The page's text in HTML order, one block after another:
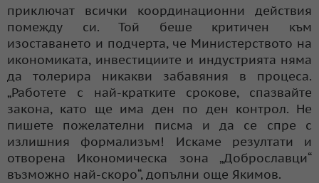
приключат всички координационни действия
помежду си. Той беше критичен към
изоставането и подчерта, че Министерството на
икономиката, инвестициите и индустрията няма
да толерира никакви забавяния в процеса.
„Работете с най-кратките срокове, спазвайте
закона, като ще има ден по ден контрол. Не
пишете пожелателни писма и да се спре с
излишния формализъм! Искаме резултати и
отворена Икономическа зона „Доброславци“
възможно най-скоро“, допълни още Якимов.